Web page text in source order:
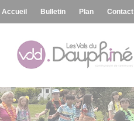
Accueil Bulletin Plan Contact